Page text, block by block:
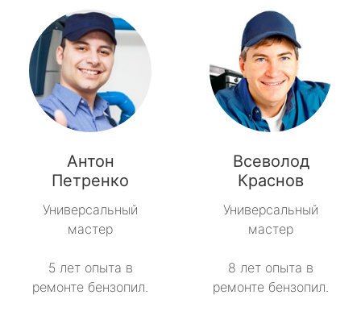
Антон
Петренко
Универсальный
мастер
5 лет опыта в
ремонте бензопил.
Всеволод
Краснов
Универсальный
мастер
8 лет опыта в
ремонте бензопил.